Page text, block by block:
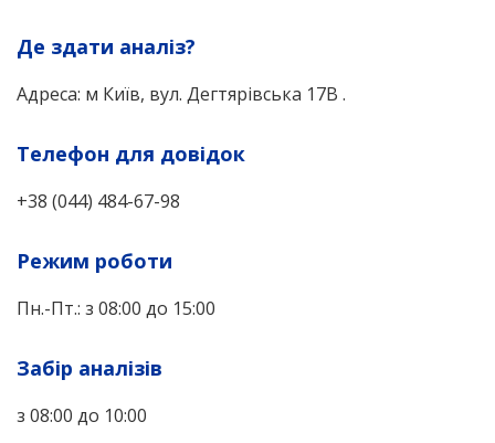
Де здати аналіз?
Адреса: м Київ, вул. Дегтярівська 17В .
Телефон для довідок
+38 (044) 484-67-98
Режим роботи
Пн.-Пт.: з 08:00 до 15:00
Забір аналізів
з 08:00 до 10:00